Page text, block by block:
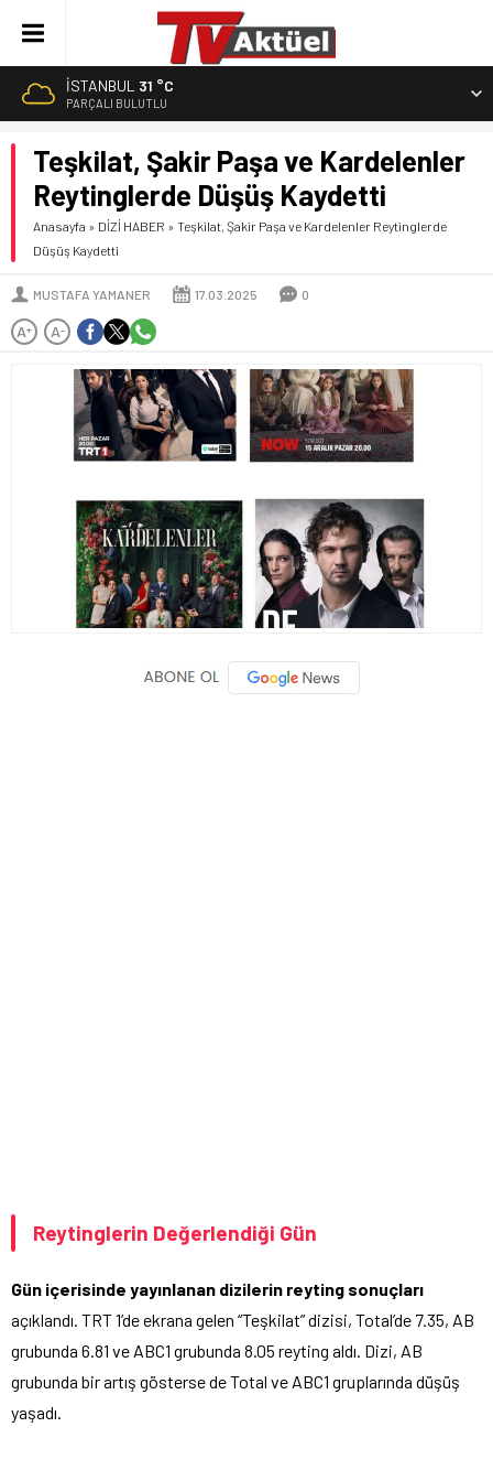
İSTANBUL 31 °C
PARÇALI BULUTLU
Teşkilat, Şakir Paşa ve Kardelenler
Reytinglerde Düşüş Kaydetti
Anasayfa » DİZİ HABER » Teşkilat, Şakir Paşa ve Kardelenler Reytinglerde
Düşüş Kaydetti
MUSTAFA YAMANER 17.03.2025 0
A+ A-
Reytinglerin Değerlendiği Gün
Gün içerisinde yayınlanan dizilerin reyting sonuçları
açıklandı. TRT 1’de ekrana gelen “Teşkilat” dizisi, Total’de 7.35, AB
grubunda 6.81 ve ABC1 grubunda 8.05 reyting aldı. Dizi, AB
grubunda bir artış gösterse de Total ve ABC1 gruplarında düşüş
yaşadı.